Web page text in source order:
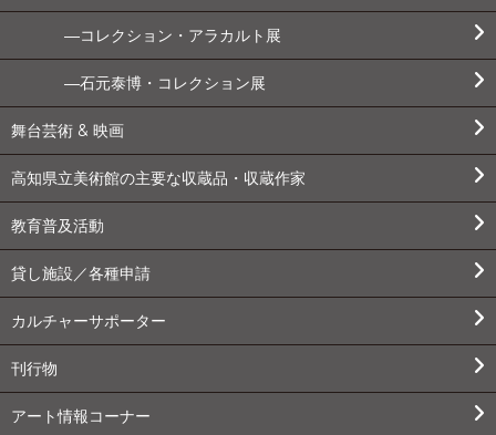
コレクション・アラカルト展
石元泰博・コレクション展
舞台芸術 & 映画
高知県立美術館の主要な収蔵品・収蔵作家
教育普及活動
貸し施設／各種申請
カルチャーサポーター
刊行物
アート情報コーナー